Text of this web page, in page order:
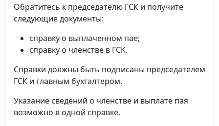
Обратитесь к председателю ГСК и получите
следующие документы:
справку о выплаченном пае;
справку о членстве в ГСК.
Справки должны быть подписаны председателем
ГСК и главным бухгалтером.
Указание сведений о членстве и выплате пая
возможно в одной справке.